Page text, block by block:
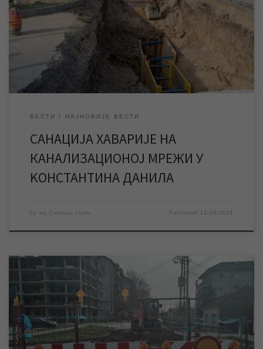
мрежи у улици Константина Данила, због чега ће један део
поменуте улице бити затворен за саобраћај. ЈКП „Водовод и
канализација“ Зрењанин у понедељак 15. априла почеће
радове на санацији хаварије на фекалној канализационој
мрежи у улици […]
ВЕСТИ НАЈНОВИЈЕ ВЕСТИ
САНАЦИЈА ХАВАРИЈЕ НА
КАНАЛИЗАЦИОНОЈ МРЕЖИ У
KОНСТАНТИНА ДАНИЛА
by мр Синиша Гајин Published 14/04/2024
ЈКП „Водовод и канализација“ Зрењанин ради на санацији
хаварије на канализационој мрежи у улици Марка Орешковића,
због чега је један део поменуте улице затворен за саобраћај.
ЈКП „Водовод и канализација“ Зрењанин у понедељак 01.